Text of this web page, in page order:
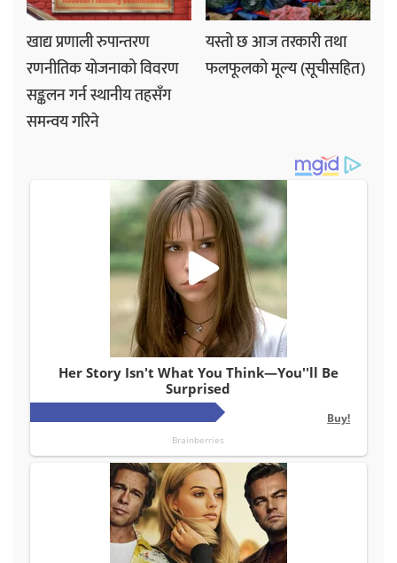
खाद्य प्रणाली रुपान्तरण
रणनीतिक योजनाको विवरण
सङ्कलन गर्न स्थानीय तहसँग
समन्वय गरिने
यस्तो छ आज तरकारी तथा
फलफूलको मूल्य (सूचीसहित)